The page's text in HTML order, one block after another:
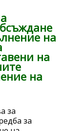
обсъждане
на
на
се събират по
на
на
на
за
за